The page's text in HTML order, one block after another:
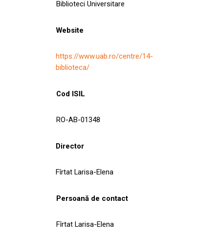
Biblioteci Universitare
Website
https://www.uab.ro/centre/14-
biblioteca/
Cod ISIL
RO-AB-01348
Director
Fîrtat Larisa-Elena
Persoană de contact
Fîrtat Larisa-Elena